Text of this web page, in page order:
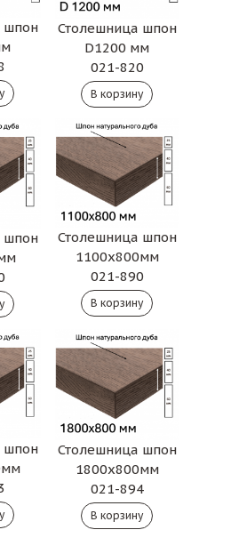
шпон
Столешница шпон
D1200 мм
021-820
шпон
Столешница шпон
1100х800мм
021-890
шпон
Столешница шпон
1800х800мм
021-894